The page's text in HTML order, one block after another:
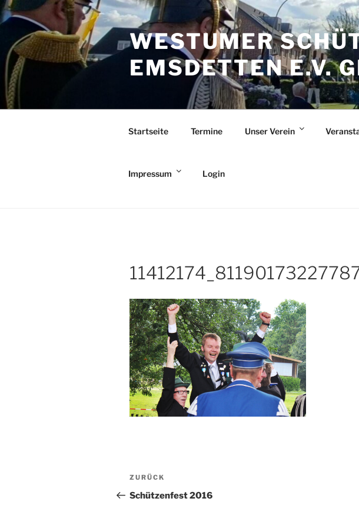
Zum
Inhalt
springen
WESTUMER
EMSDETTEN E.V.
Startseite Termine Unser Verein
Impressum Login
Beitragsnavigation
Vorheriger
Beitrag
ZURÜCK
Schützenfest 2016